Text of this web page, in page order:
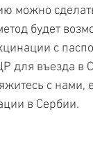
можно
будет
с
для въезда в
с
в Сербии.